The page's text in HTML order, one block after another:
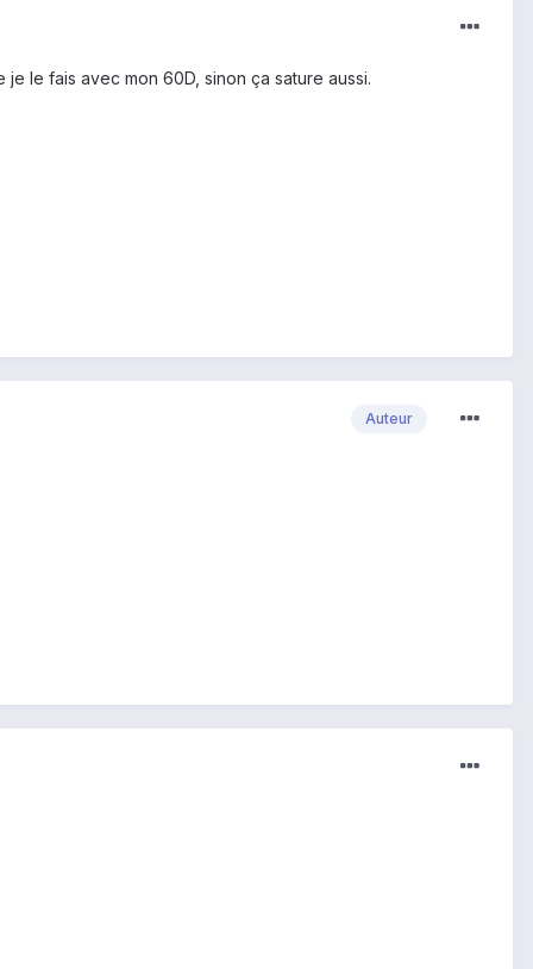
le fais avec mon 60D, sinon ça sature aussi.
Auteur